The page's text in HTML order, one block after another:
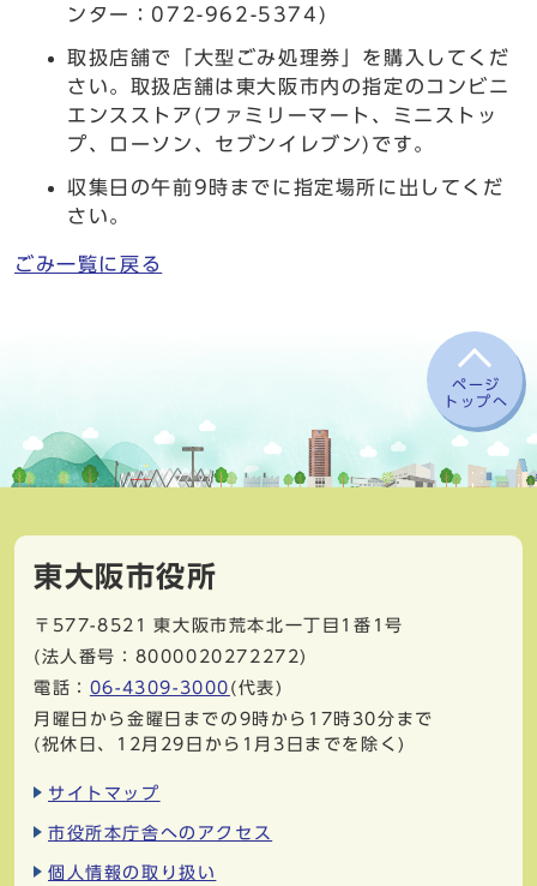
ンター：072-962-5374)
取扱店舗で「大型ごみ処理券」を購入してくだ
さい。取扱店舗は東大阪市内の指定のコンビニ
エンスストア(ファミリーマート、ミニストッ
プ、ローソン、セブンイレブン)です。
収集日の午前9時までに指定場所に出してくだ
さい。
ごみ一覧に戻る
ページ
トップへ
東大阪市役所
〒577-8521
東大阪市荒本北一丁目1番1号
(法人番号：8000020272272)
電話： 06-4309-3000 (代表)
月曜日から金曜日までの9時から17時30分まで
(祝休日、12月29日から1月3日までを除く)
サイトマップ
市役所本庁舎へのアクセス
個人情報の取り扱い